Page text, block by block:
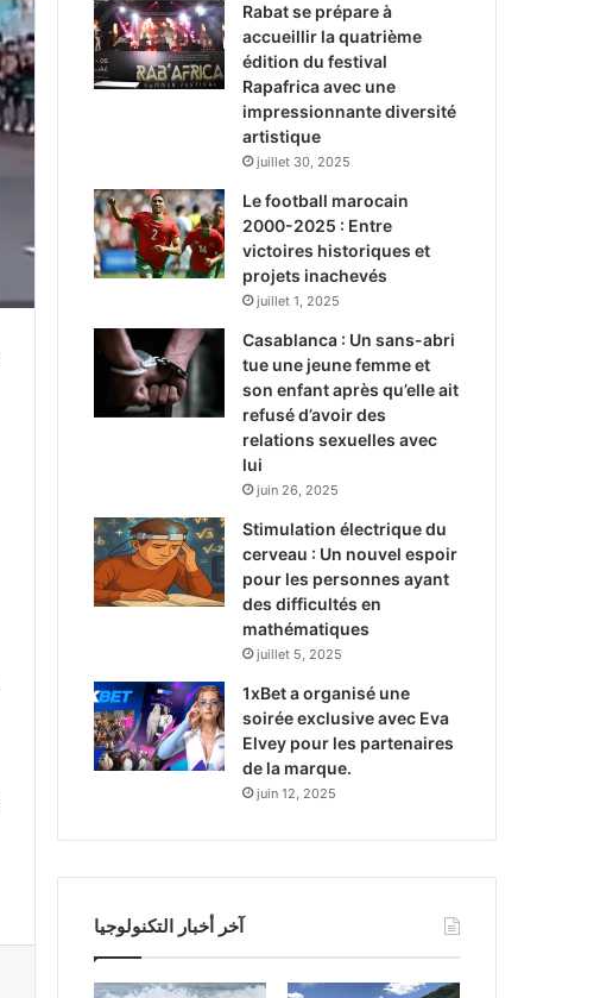
Rabat se prépare à
accueillir la quatrième
édition du festival
Rapafrica avec une
impressionnante diversité
artistique
juillet 30, 2025
Le football marocain
2000-2025 : Entre
victoires historiques et
projets inachevés
juillet 1, 2025
Casablanca : Un sans-abri
tue une jeune femme et
son enfant après qu’elle ait
refusé d’avoir des
relations sexuelles avec
lui
juin 26, 2025
Stimulation électrique du
cerveau : Un nouvel espoir
pour les personnes ayant
des difficultés en
mathématiques
juillet 5, 2025
1xBet a organisé une
soirée exclusive avec Eva
Elvey pour les partenaires
de la marque.
juin 12, 2025
آخر أخبار التكنولوجيا